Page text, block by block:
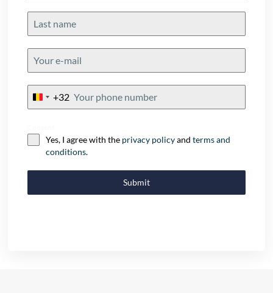
Belgium
+32
Yes, I agree with the privacy policyandterms and
conditions.
Submit